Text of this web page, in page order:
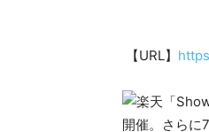
【レ
【URL】